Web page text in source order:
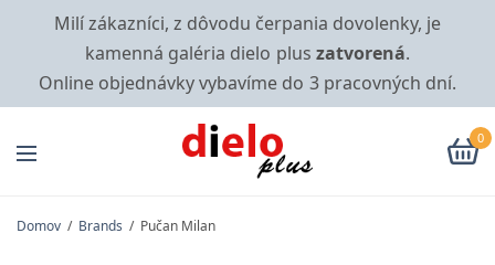
Milí zákazníci, z dôvodu čerpania dovolenky, je
kamenná galéria dielo plus zatvorená.
Online objednávky vybavíme do 3 pracovných dní.
0
Domov / Brands / Pučan Milan